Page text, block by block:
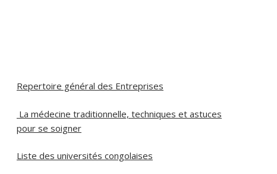
Repertoire général des Entreprises
La médecine traditionnelle, techniques et astuces
pour se soigner
Liste des universités congolaises